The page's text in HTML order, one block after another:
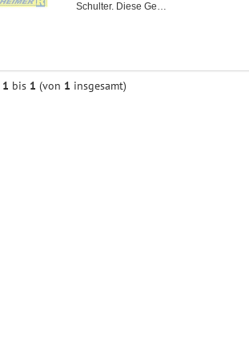
Schulter. Diese Ge…
1 bis 1 (von 1 insgesamt)